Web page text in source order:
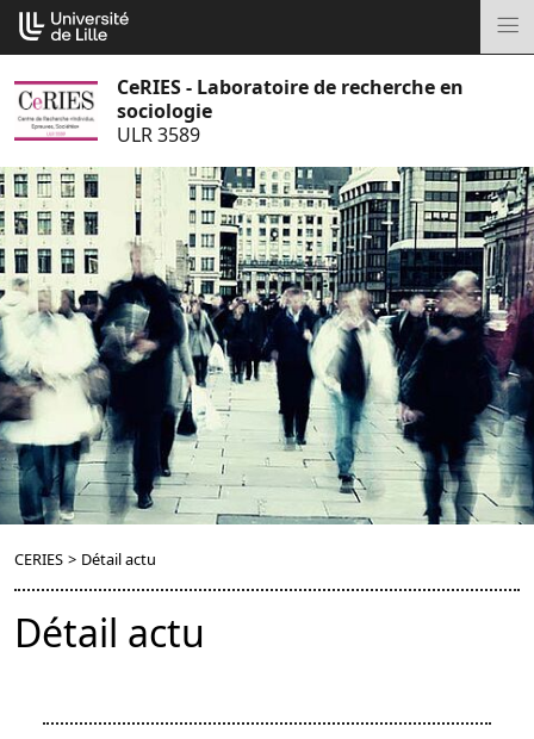
Aller
au
CeRIES - Laboratoire de recherche en
sociologie
ULR 3589
CERIES > Détail actu
Détail actu
Cookies management panel